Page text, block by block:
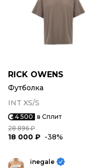
RICK OWENS
Футболка
INT XS/S
4 500 в Сплит
28 896 ₽
18 000 ₽ -38%
inegale